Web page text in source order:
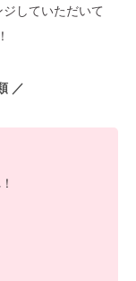
していただいて
／